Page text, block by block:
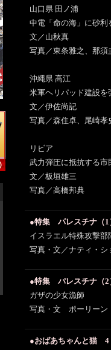
山口県 田ノ浦
中電「命の海」に砂利
文／山秋真
写真／東条雅之、那須
沖縄県 高江
米軍ヘリパッド建設を
文／伊佐尚記
写真／森住卓、尾崎孝
リビア
武力弾圧に抵抗する市
文／板垣雄三
写真／高橋邦典
●特集 パレスチナ（1
イスラエル特殊攻撃部
写真・文／ナティ・シ
●特集 パレスチナ（2
ガザの少女漁師
写真・文 ポーリーン
●おばあちゃんと猫 4